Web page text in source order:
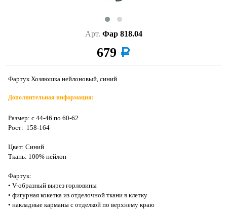
Арт. Фар 818.04
679 a
Фартук Хозяюшка нейлоновый, синий
Дополнительная информация:
Размер: с 44-46 по 60-62
Рост: 158-164
Цвет: Синий
Ткань: 100% нейлон
Фартук:
• V-образный вырез горловины
• фигурная кокетка из отделочной ткани в клетку
• накладные карманы с отделкой по верхнему краю